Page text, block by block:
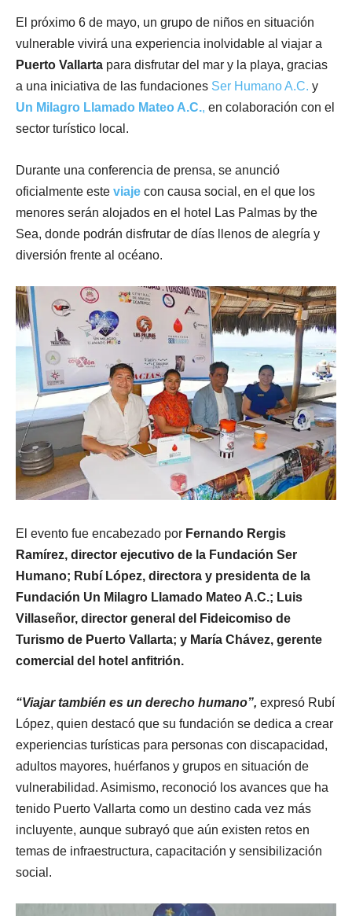
El próximo 6 de mayo, un grupo de niños en situación
vulnerable vivirá una experiencia inolvidable al viajar a
Puerto Vallarta para disfrutar del mar y la playa, gracias
a una iniciativa de las fundaciones Ser Humano A.C. y
Un Milagro Llamado Mateo A.C., en colaboración con el
sector turístico local.
Durante una conferencia de prensa, se anunció
oficialmente este viaje con causa social, en el que los
menores serán alojados en el hotel Las Palmas by the
Sea, donde podrán disfrutar de días llenos de alegría y
diversión frente al océano.
El evento fue encabezado por Fernando Rergis
Ramírez, director ejecutivo de la Fundación Ser
Humano; Rubí López, directora y presidenta de la
Fundación Un Milagro Llamado Mateo A.C.; Luis
Villaseñor, director general del Fideicomiso de
Turismo de Puerto Vallarta; y María Chávez, gerente
comercial del hotel anfitrión.
“Viajar también es un derecho humano”, expresó Rubí
López, quien destacó que su fundación se dedica a crear
experiencias turísticas para personas con discapacidad,
adultos mayores, huérfanos y grupos en situación de
vulnerabilidad. Asimismo, reconoció los avances que ha
tenido Puerto Vallarta como un destino cada vez más
incluyente, aunque subrayó que aún existen retos en
temas de infraestructura, capacitación y sensibilización
social.